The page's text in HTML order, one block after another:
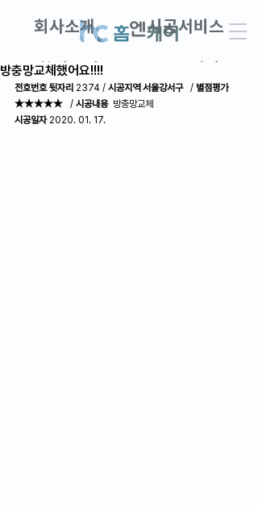
회사소개 시공서비스
창업교실 DIY견적
AS접수 · 견적문의
방충망교체했어요!!!!
전호번호 뒷자리 2374 / 시공지역 서울강서구 / 별점평가
★★★★★ / 시공내용 방충망교체
시공일자 2020. 01. 17.